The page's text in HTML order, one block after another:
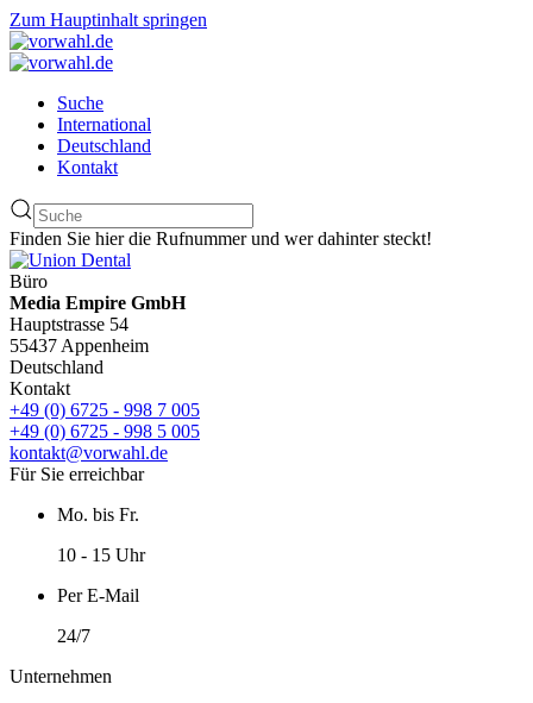
Zum Hauptinhalt springen
Suche
International
Deutschland
Kontakt
Finden Sie hier die Rufnummer und wer dahinter steckt!
Büro
Media Empire GmbH
Hauptstrasse 54
55437 Appenheim
Deutschland
Kontakt
+49 (0) 6725 - 998 7 005
+49 (0) 6725 - 998 5 005
kontakt@vorwahl.de
Für Sie erreichbar
Mo. bis Fr.
10 - 15 Uhr
Per E-Mail
24/7
Unternehmen